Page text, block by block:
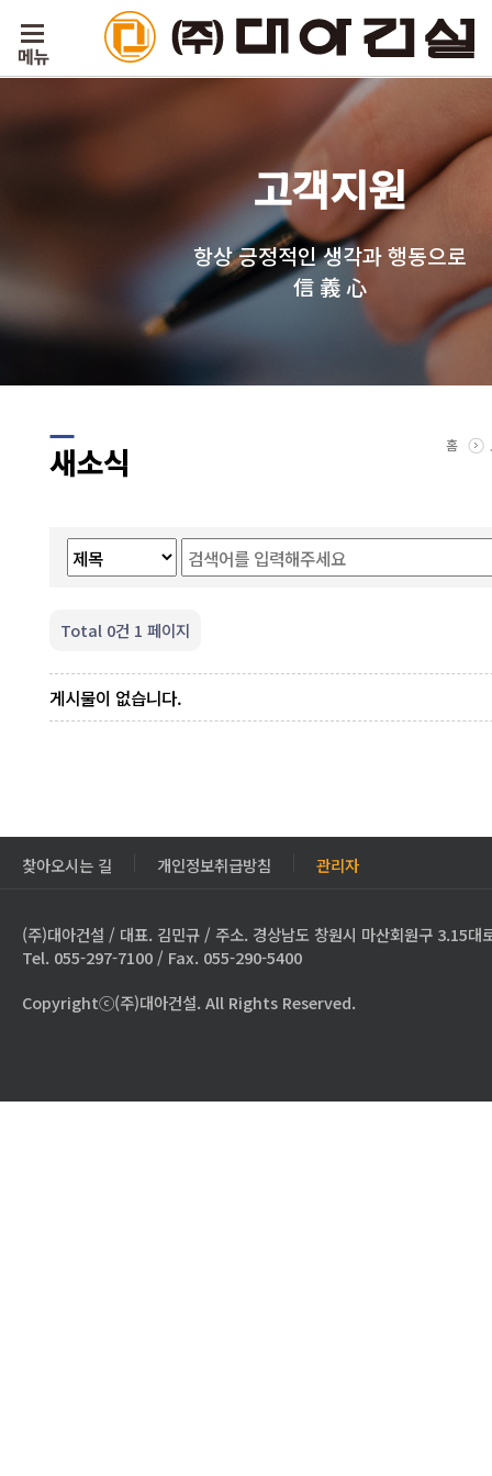
고객지원
항상 긍정적인 생각과 행동으로
信 義 心
새소식 홈
Total 0건 1 페이지
게시물이 없습니다.
찾아오시는 길 개인정보취급방침 관리자
(주)대아건설 / 대표. 김민규 / 주소. 경상남도 창원시 마산회원구 3.15대
Tel. 055-297-7100 / Fax. 055-290-5400
Copyrightⓒ(주)대아건설. All Rights Reserved.